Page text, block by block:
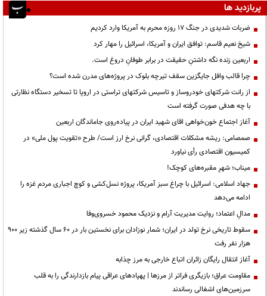
پربازدید ها
ضربات شدیدی در جنگ ۱۷ روزه محرم به آمریکا وارد کردیم
شیخ نعیم قاسم: توافق ایران و آمریکا، اسرائیل را مهار کرد
اربعین زنده نگه داشتنِ حقیقت در برابر طوفانِ دروغ است.
چرا قالب وافل جایگزین سقف تیرچه بلوک در پروژه‌های مدرن شده است؟
از رانت‌ شرکتهای خودروساز و تاسیس شرکتهای تراستی در اروپا تا تسخیر دستگاه نظارتی
با چه هدفی صورت گرفته است
آغاز اجتماع خون‌خواهی اقای شهید ایران در پیاده‌روی جاماندگان اربعین
صمصامی: ریشه مشکلات اقتصادی، گرانی نرخ ارز است/ طرح «تقویت پول ملی» در
کمیسیون اقتصادی رأی نیاورد
میناب؛ شهرِ مقبره‌های کوچک!
جهاد اسلامی: اسرائیل با چراغ سبز آمریکا، پروژه نسل‌کشی و کوچ اجباری مردم غزه را
ادامه می‌دهد
مدالِ اعتماد؛ روایت مدیریت آرام و نزدیک محمود خسروی‌وفا
سقوط تاریخی نرخ تولد در ایران؛ شمار نوزادان برای نخستین بار در ۶۰ سال گذشته زیر ۹۰۰
هزار نفر رفت
آغاز انتقال رایگان زائران اتباع خارجی به مرز چذابه
مقاومت عراق؛ بازیگری فراتر از مرزها | پهپادهای عراقی پیام بازدارندگی را به قلب
سرزمین‌های اشغالی رساندند